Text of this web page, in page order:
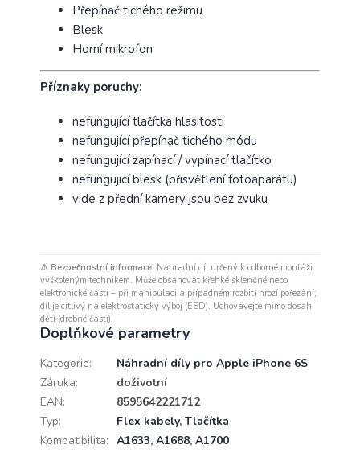
Přepínač tichého režimu
Blesk
Horní mikrofon
Příznaky poruchy:
nefungující tlačítka hlasitosti
nefungující přepínač tichého módu
nefungující zapínací / vypínací tlačítko
nefungujicí blesk (přisvětlení fotoaparátu)
vide z přední kamery jsou bez zvuku
⚠ Bezpečnostní informace: Náhradní díl určený k odborné montáži
vyškoleným technikem. Může obsahovat křehké skleněné nebo
elektronické části – při manipulaci a případném rozbití hrozí pořezání;
díl je citlivý na elektrostatický výboj (ESD). Uchovávejte mimo dosah
dětí (drobné části).
Doplňkové parametry
Kategorie:
Náhradní díly pro Apple iPhone 6S
Záruka:
doživotní
EAN:
8595642221712
Typ: Flex kabely, Tlačítka
Kompatibilita: A1633, A1688, A1700